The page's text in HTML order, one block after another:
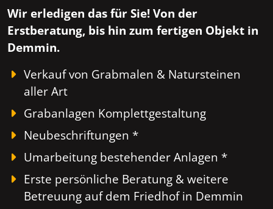
Wir erledigen das für Sie! Von der
Erstberatung, bis hin zum fertigen Objekt in
Demmin.
Verkauf von Grabmalen & Natursteinen
aller Art
Grabanlagen Komplettgestaltung
Neubeschriftungen *
Umarbeitung bestehender Anlagen *
Erste persönliche Beratung & weitere
Betreuung auf dem Friedhof in Demmin